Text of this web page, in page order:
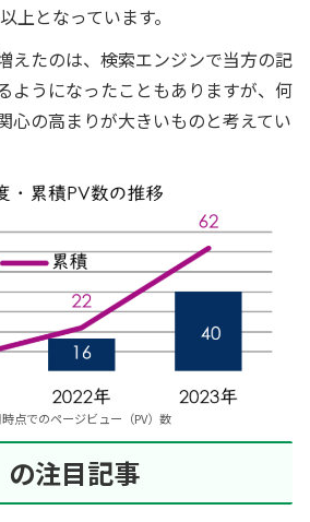
上となっています。
えたのは、検索エンジンで当方の記
ようになったこともありますが、何
心の高まりが大きいものと考えてい
点でのページビュー（PV）数
の注目記事